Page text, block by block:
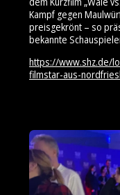
Kampf gegen
preisgekrönt – so
bekannte
https://www.shz.de/
filmstar-aus-